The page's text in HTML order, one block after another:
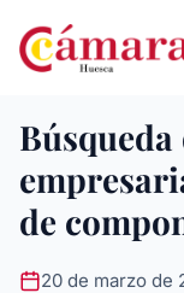
de
20 de marzo de